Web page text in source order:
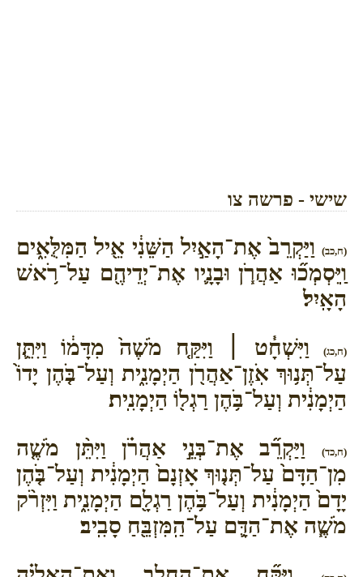
שישי - פרשה צו
(ח,כב) וַיַּקְרֵב֙ אֶת־הָאַ֣יִל הַשֵּׁנִ֔י אֵ֖יל הַמִּלֻּאִ֑ים
וַֽיִּסְמְכ֞וּ אַהֲרֹ֧ן וּבָנָ֛יו אֶת־יְדֵיהֶ֖ם עַל־רֹ֥אשׁ
הָאָֽיִל׃
(ח,כג)
וַיִּשְׁחָ֓ט ׀ וַיִּקַּ֤ח מֹשֶׁה֙ מִדָּמ֔וֹ וַיִּתֵּ֛ן
עַל־תְּנ֥וּךְ אֹֽזֶן־אַהֲרֹ֖ן הַיְמָנִ֑ית וְעַל־בֹּ֤הֶן יָדוֹ֙
הַיְמָנִ֔ית וְעַל־בֹּ֥הֶן רַגְל֖וֹ הַיְמָנִֽית׃
(ח,כד)
וַיַּקְרֵ֞ב אֶת־בְּנֵ֣י אַהֲרֹ֗ן וַיִּתֵּ֨ן מֹשֶׁ֤ה
מִן־הַדָּם֙ עַל־תְּנ֤וּךְ אָזְנָם֙ הַיְמָנִ֔ית וְעַל־בֹּ֤הֶן
יָדָם֙ הַיְמָנִ֔ית וְעַל־בֹּ֥הֶן רַגְלָ֖ם הַיְמָנִ֑ית וַיִּזְרֹ֨ק
מֹשֶׁ֧ה אֶת־הַדָּ֛ם עַל־הַֽמִּזְבֵּ֖חַ סָבִֽיב׃